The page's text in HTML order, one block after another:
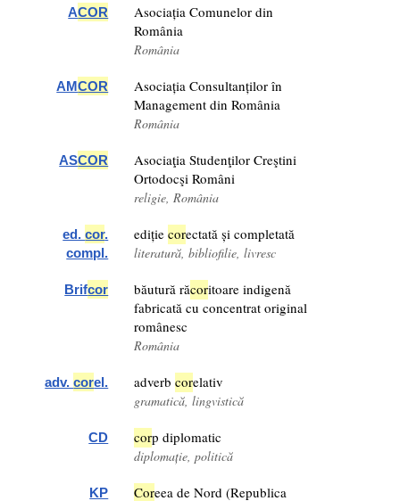
ACOR
Asociația Comunelor din
România
România
AMCOR
Asociația Consultanților în
Management din România
România
ASCOR
Asociaţia Studenţilor Creştini
Ortodocşi Români
religie, România
ed.cor.
compl.
edițiecorectată și completată
literatură, bibliofilie, livresc
Brifcor băutură răcoritoare indigenă
fabricată cu concentrat original
românesc
România
adv.corel. adverbcorelativ
gramatică, lingvistică
CD corp diplomatic
diplomație, politică
KP Coreea de Nord (Republica